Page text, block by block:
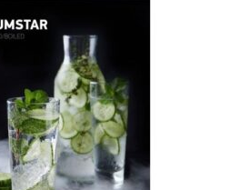
₽.